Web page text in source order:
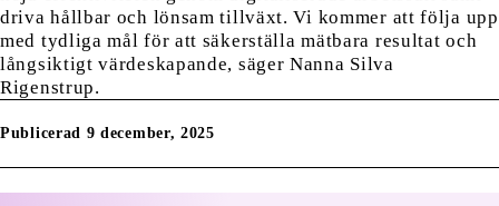
driva hållbar och lönsam tillväxt. Vi kommer att följa upp
med tydliga mål för att säkerställa mätbara resultat och
långsiktigt värdeskapande, säger Nanna Silva
Rigenstrup.
Publicerad 9 december, 2025